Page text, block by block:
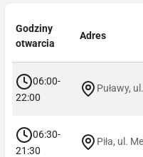
Godziny
otwarcia
Adres
06:00-
22:00
Puławy,
06:30-
21:30
Piła, ul.